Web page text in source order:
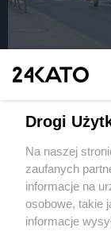
Potrącenie
ciężkim stanie
6 / 6
Wydawca mediów
Drogi
Na naszej
zaufanych
informacje na
osobowe, takie
informacje